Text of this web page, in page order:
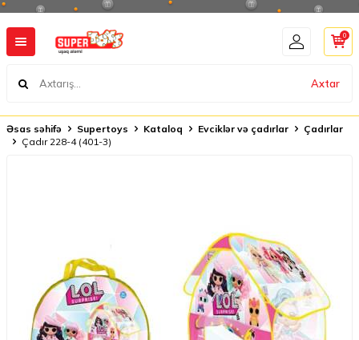
Axtar
0
Əsas səhifə Supertoys Kataloq Evciklər və çadırlar
Çadırlar
Çadır 228-4 (401-3)